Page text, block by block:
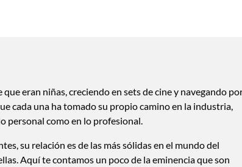
eran niñas, creciendo en sets de cine y navegando
cada una ha tomado su propio camino en la industria,
personal como en lo profesional.
su relación es de las más sólidas en el mundo del
Aquí te contamos un poco de la eminencia que son